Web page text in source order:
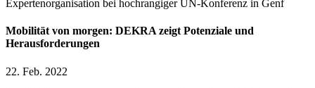
Expertenorganisation bei hochrangiger UN-Konferenz in Genf
Mobilität von morgen: DEKRA zeigt Potenziale und
Herausforderungen
22. Feb. 2022